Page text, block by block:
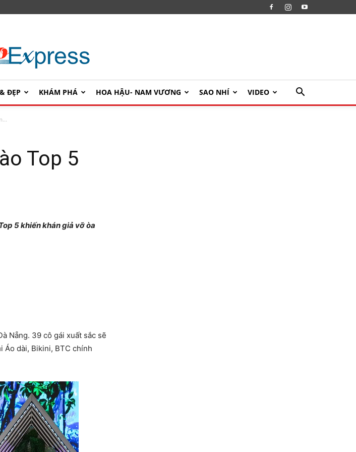
SaoExpress
ĐẸP KHÁM PHÁ HOA HẬU- NAM VƯƠNG SAO NHÍ VIDEO
Top 5
5 khiến khán giả vỡ òa
Nẵng. 39 cô gái xuất sắc sẽ
Áo dài, Bikini, BTC chính